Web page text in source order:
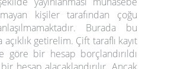
kişiler tarafından çoğu
Burada bu
açıklık getirelim. Çift taraflı kayıt
göre bir hesap borçlandırıldı